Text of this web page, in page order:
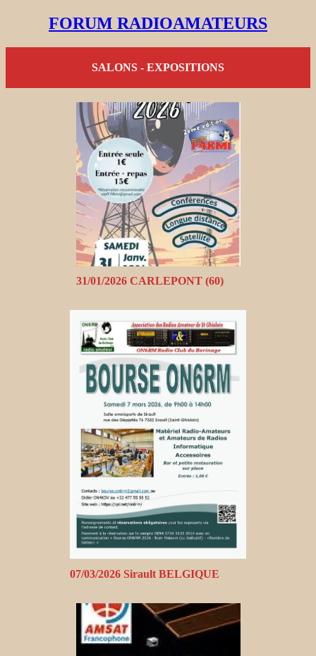
FORUM RADIOAMATEURS
SALONS - EXPOSITIONS
31/01/2026 CARLEPONT (60)
07/03/2026 Sirault BELGIQUE